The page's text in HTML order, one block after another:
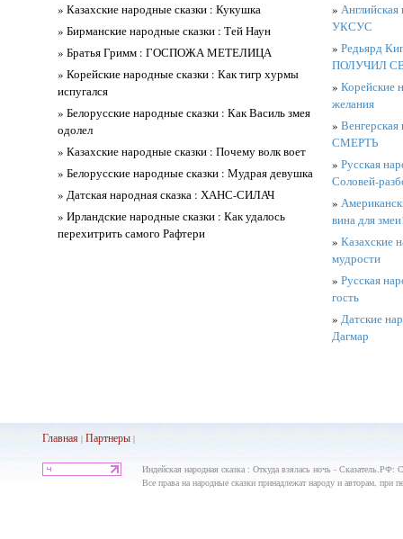
» Казахские народные сказки : Кукушка
» Бирманские народные сказки : Тей Наун
» Братья Гримм : ГОСПОЖА МЕТЕЛИЦА
» Корейские народные сказки : Как тигр хурмы
испугался
» Белорусские народные сказки : Как Василь змея
одолел
» Казахские народные сказки : Почему волк воет
» Белорусские народные сказки : Мудрая девушка
» Датская народная сказка : ХАНС-СИЛАЧ
» Ирландские народные сказки : Как удалось
перехитрить самого Рафтери
»
УКСУС
» Редьярд
ПОЛУЧИЛ
» Корейские
желания
»
СМЕРТЬ
» Русская
Соловей-
»
вина для
» Казахские
мудрости
» Русская
гость
» Датские
Дагмар
Главная| Партнеры|
Индейская народная сказка : Откуда взялась ночь - Сказатель.РФ:
Все права на народные сказки принадлежат народу и авторам, при